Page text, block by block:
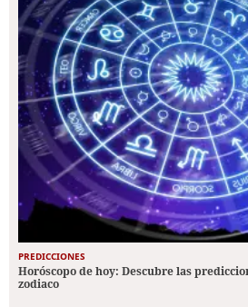
PREDICCIONES
Horóscopo de hoy: Descubre las
zodiaco